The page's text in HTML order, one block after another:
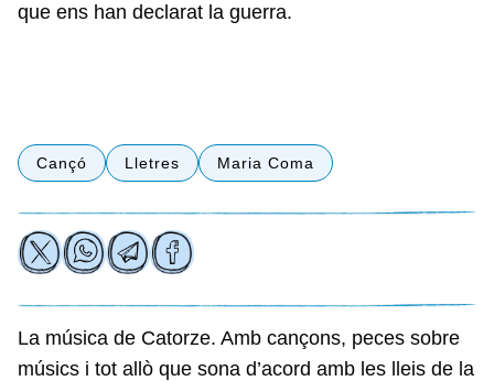
que ens han declarat la guerra.
Cançó Lletres Maria Coma
La música de Catorze. Amb cançons, peces sobre
músics i tot allò que sona d’acord amb les lleis de la